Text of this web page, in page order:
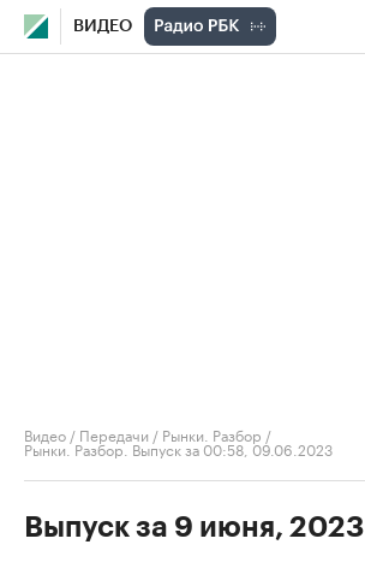
ВИДЕО
Видео / Передачи / Рынки. Разбор /
Рынки. Разбор. Выпуск за 00:58, 09.06.2023
Выпуск за 9 июня, 2023